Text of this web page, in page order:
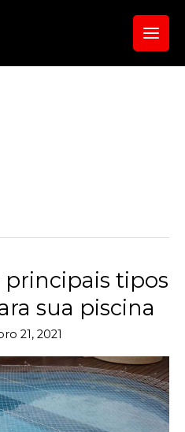
principais tipos
sua piscina
21, 2021